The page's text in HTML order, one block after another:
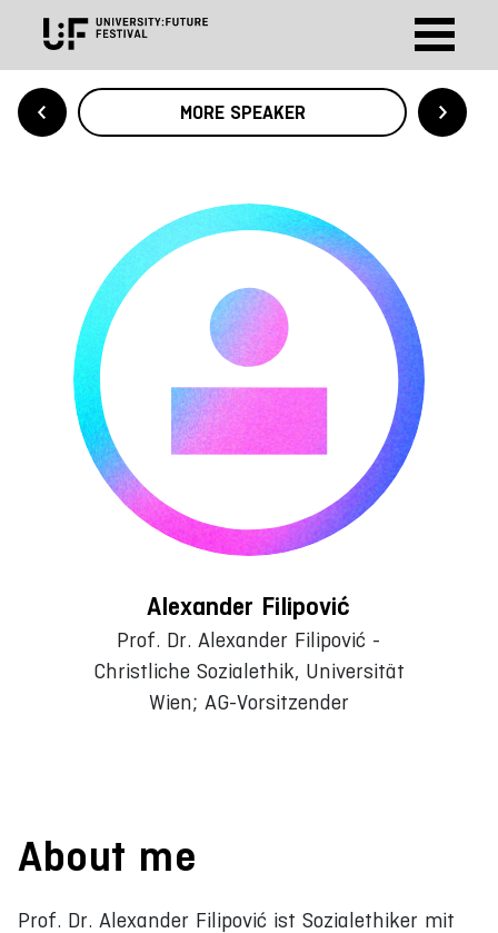
MORE SPEAKER
Alexander Filipović
Prof. Dr. Alexander Filipović -
Christliche Sozialethik, Universität
Wien; AG-Vorsitzender
About me
Prof. Dr. Alexander Filipović ist Sozialethiker mit